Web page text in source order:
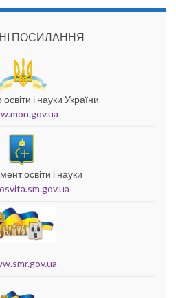
ПОСИЛАННЯ
освіти і науки України
освіти і науки